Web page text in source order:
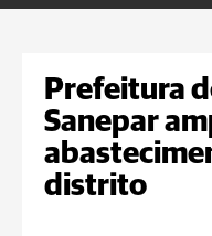
Prefeitura
Sanepar
distrito